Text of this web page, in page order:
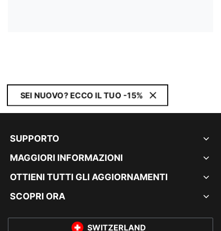
SEI NUOVO? ECCO IL TUO -15%
SUPPORTO
MAGGIORI INFORMAZIONI
OTTIENI TUTTI GLI AGGIORNAMENTI
SCOPRI ORA
SWITZERLAND